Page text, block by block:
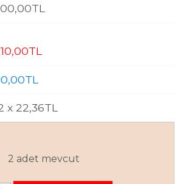
,00TL
,00TL
,00TL
x 22,36TL
2 adet mevcut